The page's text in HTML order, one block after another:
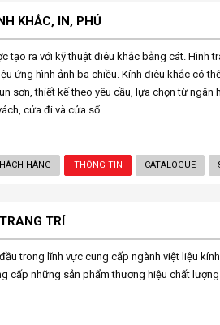
KHẮC, IN, PHỦ
tạo ra với kỹ thuật điêu khắc bằng cát. Hình
ứng hình ảnh ba chiều. Kính điêu khắc có
sơn, thiết kế theo yêu cầu, lựa chọn từ ngân
cửa đi và cửa sổ....
HÀNG THÔNG TIN CATALOGUE
TRÍ
trong lĩnh vực cung cấp ngành việt liệu
cấp những sản phẩm thương hiệu chất lượng